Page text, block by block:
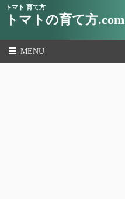
トマト 育て方
トマトの育て方.com
MENU